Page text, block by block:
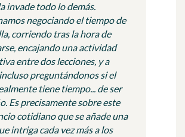
invade todo lo demás.
negociando el tiempo de
corriendo tras la hora de
encajando una actividad
entre dos lecciones, y a
preguntándonos si el
tiene tiempo... de ser
Es precisamente sobre este
cotidiano que se añade una
intriga cada vez más a los